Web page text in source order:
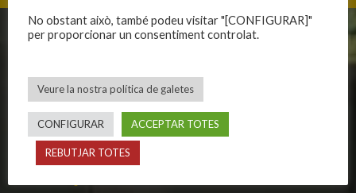
CLUB
Història
Organització
Publicacions
Avís legal
Política de privadesa
Primer equip masculí
Primer equip femení
Equips masculins
Equips femenins
No obstant això, també podeu visitar "[CONFIGURAR]"
per proporcionar un consentiment controlat.
Veure la nostra política de galetes
CONFIGURAR ACCEPTAR TOTES
REBUTJAR TOTES